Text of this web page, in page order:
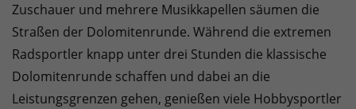
Zuschauer und mehrere Musikkapellen säumen die
Straßen der Dolomitenrunde. Während die extremen
Radsportler knapp unter drei Stunden die klassische
Dolomitenrunde schaffen und dabei an die
Leistungsgrenzen gehen, genießen viele Hobbysportler